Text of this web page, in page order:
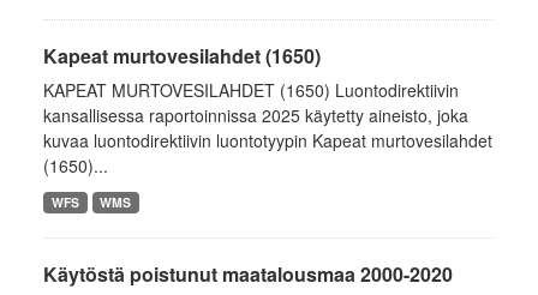
Kapeat murtovesilahdet (1650)
KAPEAT MURTOVESILAHDET (1650) Luontodirektiivin
kansallisessa raportoinnissa 2025 käytetty aineisto, joka
kuvaa luontodirektiivin luontotyypin Kapeat murtovesilahdet
(1650)...
WFS WMS
Käytöstä poistunut maatalousmaa 2000-2020